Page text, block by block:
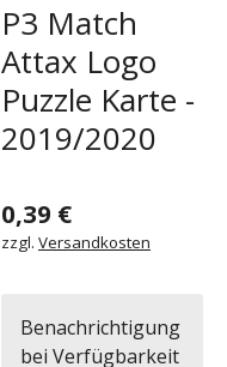
P3 Match
Attax Logo
Puzzle Karte -
2019/2020
0,39 €
zzgl. Versandkosten
Benachrichtigung
bei Verfügbarkeit